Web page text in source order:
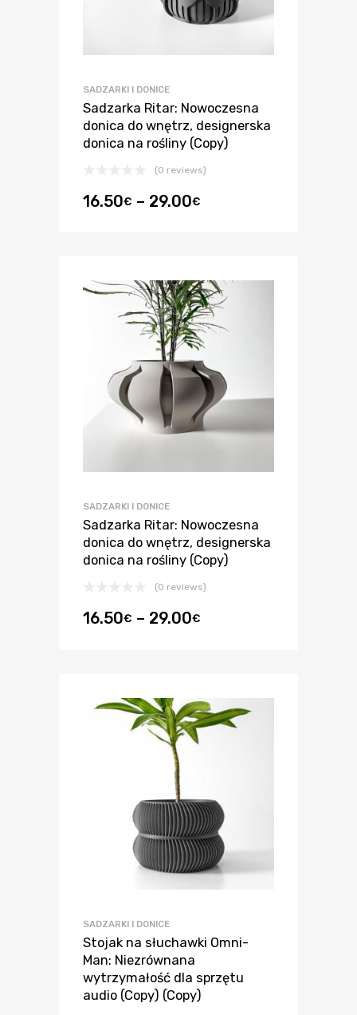
SADZARKI I DONICE
Sadzarka Ritar: Nowoczesna
donica do wnętrz, designerska
donica na rośliny (Copy)
(0 reviews)
16.50€ – 29.00€
SADZARKI I DONICE
Sadzarka Ritar: Nowoczesna
donica do wnętrz, designerska
donica na rośliny (Copy)
(0 reviews)
16.50€ – 29.00€
SADZARKI I DONICE
Stojak na słuchawki Omni-
Man: Niezrównana
wytrzymałość dla sprzętu
audio (Copy) (Copy)